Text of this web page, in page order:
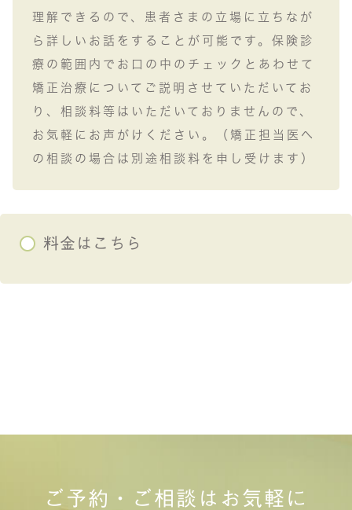
理解できるので、患者さまの立場に立ちなが
ら詳しいお話をすることが可能です。保険診
療の範囲内でお口の中のチェックとあわせて
矯正治療についてご説明させていただいてお
り、相談料等はいただいておりませんので、
お気軽にお声がけください。（矯正担当医へ
の相談の場合は別途相談料を申し受けます）
料金はこちら
ご予約・ご相談はお気軽に